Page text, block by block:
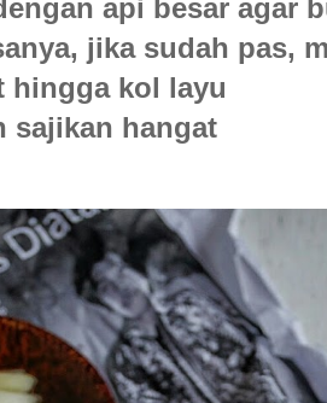
api besar agar
jika sudah pas,
hingga kol layu
sajikan hangat